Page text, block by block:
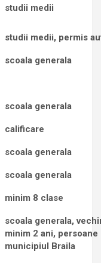
studii medii
studii medii, permis
scoala generala
scoala generala
calificare
scoala generala
scoala generala
minim 8 clase
scoala generala,
minim 2 ani,
municipiul Braila